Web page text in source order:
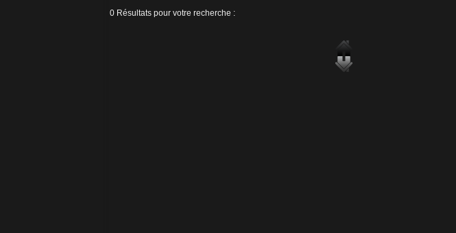
0 Résultats pour votre recherche :